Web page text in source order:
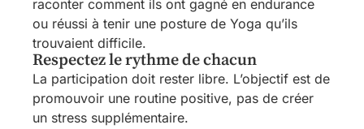
raconter comment ils ont gagné en endurance
ou réussi à tenir une posture de Yoga qu’ils
trouvaient difficile.
Respectez le rythme de chacun
La participation doit rester libre. L’objectif est de
promouvoir une routine positive, pas de créer
un stress supplémentaire.